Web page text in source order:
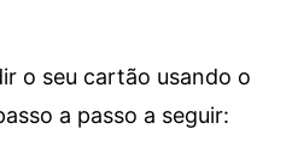
o seu cartão usando o
a passo a seguir: